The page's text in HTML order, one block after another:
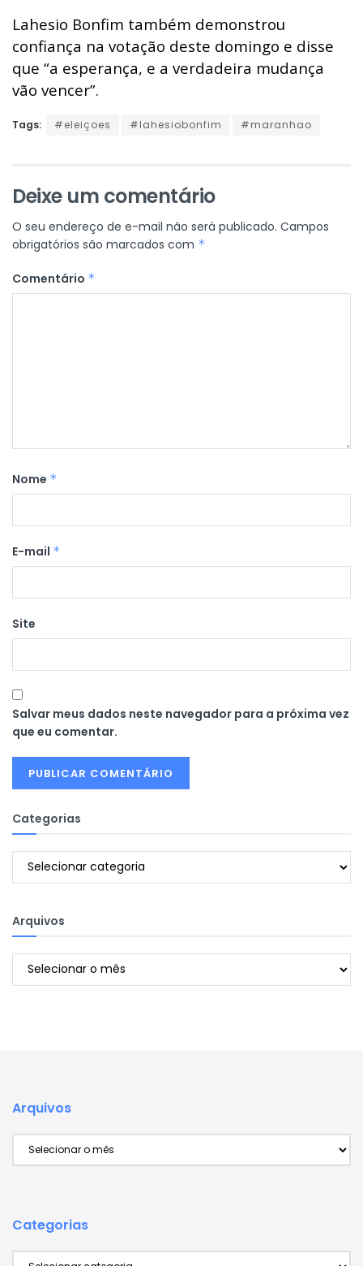
Lahesio Bonfim também demonstrou
confiança na votação deste domingo e disse
que “a esperança, e a verdadeira mudança
vão vencer”.
Tags: #eleiçoes #lahesiobonfim #maranhao
Deixe um comentário
O seu endereço de e-mail não será publicado. Campos
obrigatórios são marcados com *
Comentário *
Nome *
E-mail *
Site
Salvar meus dados neste navegador para a próxima vez
que eu comentar.
Categorias
Categorias
Arquivos
Arquivos
Arquivos
Categorias